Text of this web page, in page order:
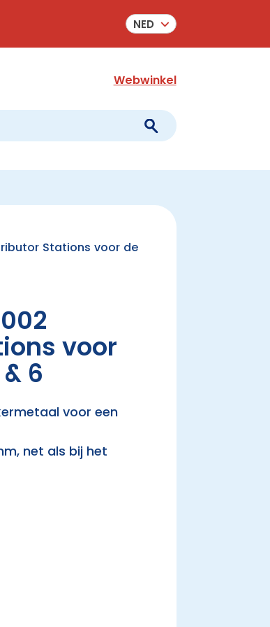
NED
Webwinkel
Stations voor de
voor
6
voor een
net als bij het